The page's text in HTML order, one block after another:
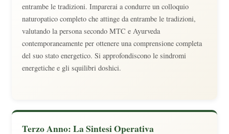
entrambe le tradizioni. Imparerai a condurre un colloquio
naturopatico completo che attinge da entrambe le tradizioni,
valutando la persona secondo MTC e Ayurveda
contemporaneamente per ottenere una comprensione completa
del suo stato energetico. Si approfondiscono le sindromi
energetiche e gli squilibri doshici.
Terzo Anno: La Sintesi Operativa